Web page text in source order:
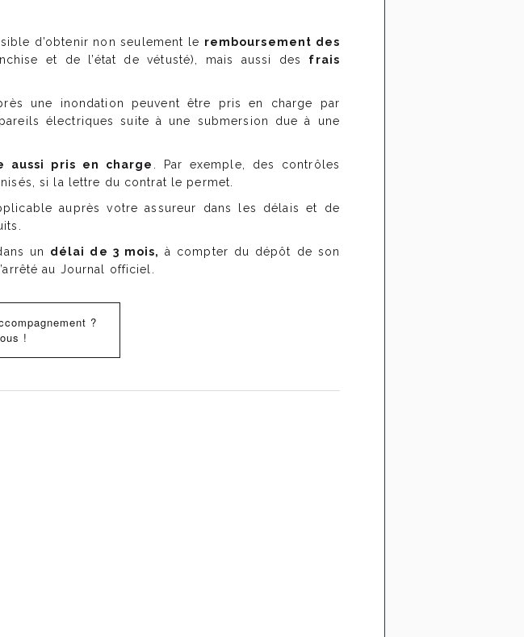
d’obtenir non seulement le remboursement des
et de l’état de vétusté), mais aussi des frais
une inondation peuvent être pris en charge par
électriques suite à une submersion due à une
aussi pris en charge
. Par exemple, des contrôles
si la lettre du contrat le permet.
auprès votre assureur dans les délais et de
un délai de 3 mois, à compter du dépôt de son
au Journal officiel.
?
!